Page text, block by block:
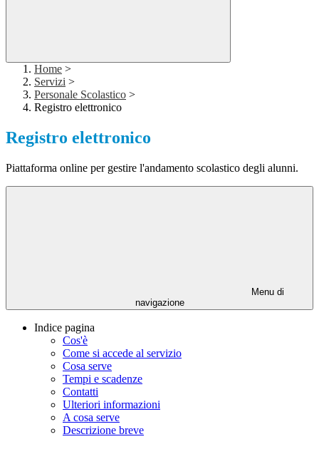
Home >
Servizi >
Personale Scolastico >
Registro elettronico
Registro elettronico
Piattaforma online per gestire l'andamento scolastico degli alunni.
Menu di
navigazione
Indice pagina
Cos'è
Come si accede al servizio
Cosa serve
Tempi e scadenze
Contatti
Ulteriori informazioni
A cosa serve
Descrizione breve